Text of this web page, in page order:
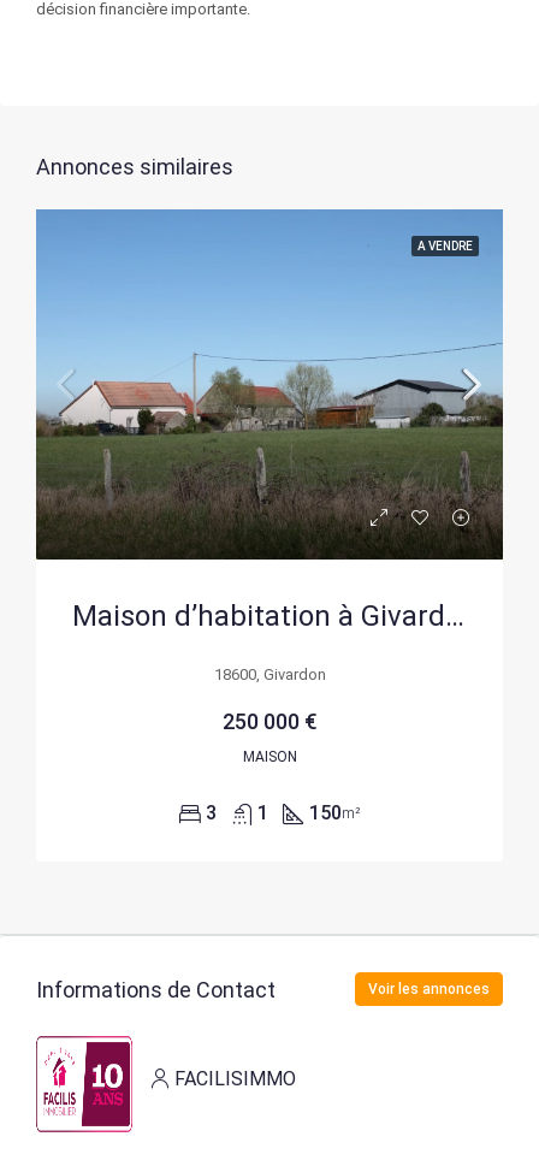
décision financière importante.
Annonces similaires
A VENDRE
Maison d’habitation à Givardon avec terrain privé de 2 hectares +2 ha en location et pension animale
18600, Givardon
250 000 €
MAISON
3 1 150m²
Informations de Contact Voir les annonces
FACILISIMMO